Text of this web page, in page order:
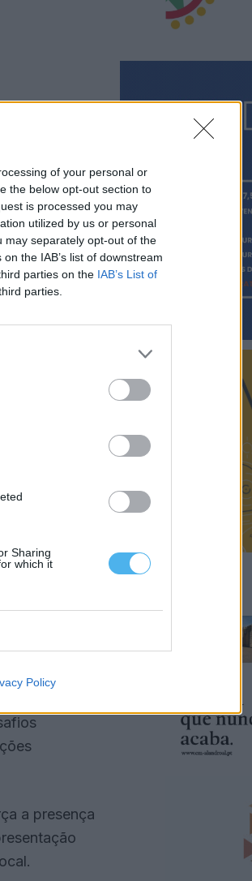
of your personal or
the below opt-out section to
is processed you may
utilized by us or personal
may separately opt-out of the
the IAB’s list of downstream
parties on the IAB’s List of
parties.
Sharing
which it
Policy
Leaders’
aos
para
têm
indicada
a presença